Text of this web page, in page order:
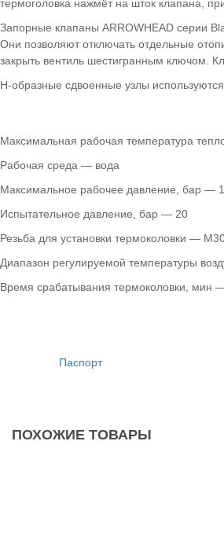
термоголовка нажмёт на шток клапана,
Запорные клапаны ARROWHEAD серии
Они позволяют отключать отдельные
закрыть вентиль шестигранным ключом.
Н-образные сдвоенные узлы
Максимальная рабочая температура
Рабочая среда — вода
Максимальное рабочее давление, бар —
Испытательное давление, бар — 20
Резьба для установки термоколовки —
Диапазон регулируемой температуры
Время срабатывания термоколовки, мин
Паспорт
ПОХОЖИЕ ТОВАРЫ